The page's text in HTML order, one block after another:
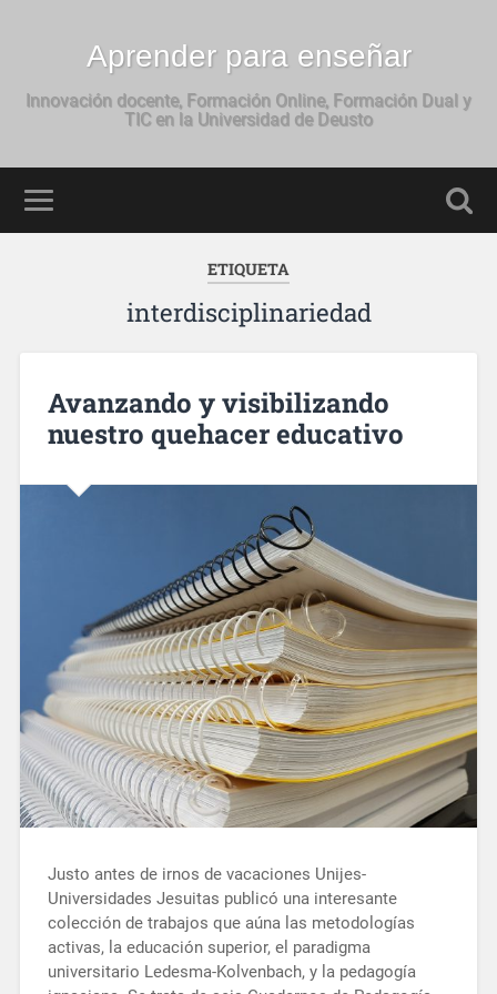
Aprender para enseñar
Innovación docente, Formación Online, Formación Dual y
TIC en la Universidad de Deusto
ETIQUETA
interdisciplinariedad
Avanzando y visibilizando
nuestro quehacer educativo
Justo antes de irnos de vacaciones Unijes-
Universidades Jesuitas publicó una interesante
colección de trabajos que aúna las metodologías
activas, la educación superior, el paradigma
universitario Ledesma-Kolvenbach, y la pedagogía